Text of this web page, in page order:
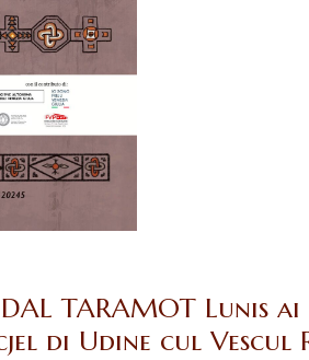
DAL TARAMOT Lunis
di Udine cul Vescul